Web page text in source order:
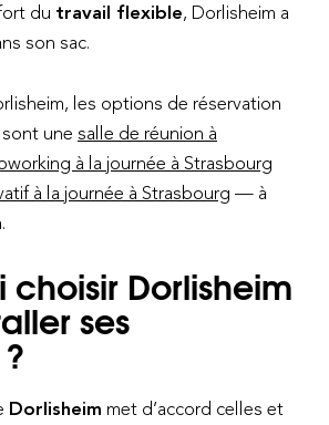
du travail flexible, Dorlisheim a
son sac.
les options de réservation
une salle de réunion à
à la journée à Strasbourg
à la journée à Strasbourg — à
choisir Dorlisheim
ses
Dorlisheim met d’accord celles et